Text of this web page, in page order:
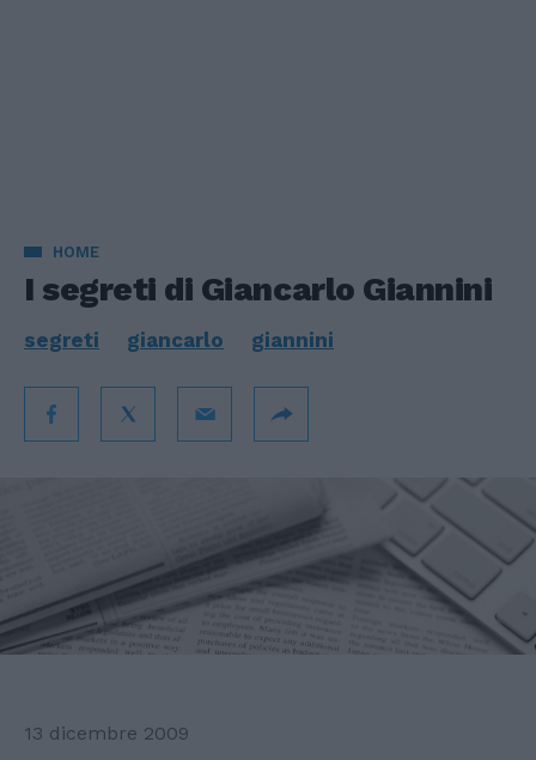
HOME
I segreti di Giancarlo Giannini
segreti giancarlo giannini
13 dicembre 2009